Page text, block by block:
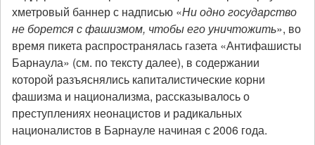
хметровый баннер с надписью «Ни одно государство
не борется с фашизмом, чтобы его уничтожить», во
время пикета распространялась газета «Антифашисты
Барнаула» (см. по тексту далее), в содержании
которой разъяснялись капиталистические корни
фашизма и национализма, рассказывалось о
преступлениях неонацистов и радикальных
националистов в Барнауле начиная с 2006 года.